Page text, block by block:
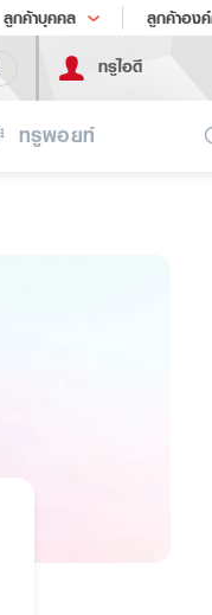
ลูกค้าบุคคล ลูกค้าอง
เทรนด์เทค
ทรูไอดี
ทรูพอยท์